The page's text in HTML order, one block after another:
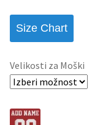
Size Chart
Velikosti za Moški